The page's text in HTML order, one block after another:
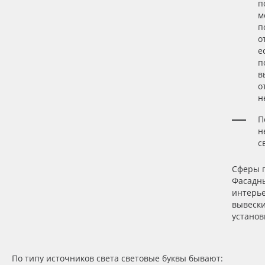
Сферы
По типу источников света световые буквы бывают: